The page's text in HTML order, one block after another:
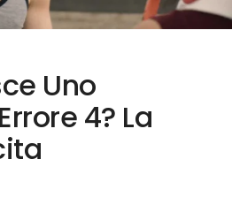
Uno
4? La